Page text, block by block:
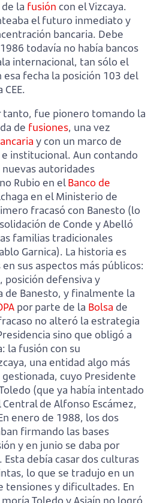
la fusión con el Vizcaya.
el futuro inmediato y
bancaria. Debe
todavía no había bancos
internacional, tan sólo el
esa fecha la posición 103 del
tanto, fue pionero tomando la
de fusiones, una vez
y con un marco de
institucional. Aun contando
autoridades
Rubio en elBanco de
en el Ministerio de
fracasó con Banesto (lo
de Conde y Abelló
familias tradicionales
Garnica). La historia es
sus aspectos más públicos:
posición defensiva y
de Banesto, y finalmente la
por parte de la Bolsa de
no alteró la estrategia
sino que obligó a
la fusión con su
una entidad algo más
cuyo Presidente
(que ya había intentado
de Alfonso Escámez,
enero de 1988, los dos
firmando las bases
y en junio se daba por
debía casar dos culturas
lo que se tradujo en un
tensiones y dificultades. En
Toledo y Asiaín no logró